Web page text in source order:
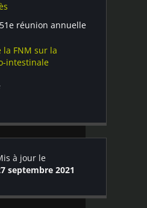
difficile
intestinal
pour troubles
avec
réunion annuelle
FNM sur la
intestinale
ou ennemis ?
à jour le
septembre 2021